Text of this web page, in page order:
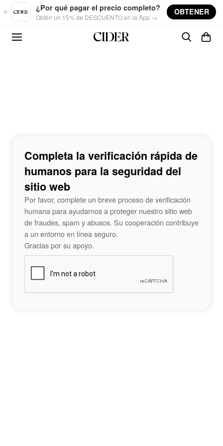
Skip to main content
¿Por qué pagar el precio completo?
Obtén un 15% de DESCUENTO en la App →
OBTENER
Completa la verificación rápida de
humanos para la seguridad del
sitio web
Por favor, complete un breve proceso de verificación
humana para ayudarnos a proteger nuestro sitio web
de fraudes, spam y abusos. Su cooperación contribuye
a un entorno en línea seguro.
Gracias por su apoyo.